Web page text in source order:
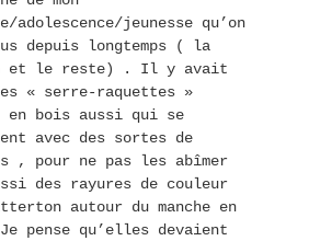
adolescence/jeunesse qu’on
depuis longtemps ( la
et le reste) . Il y avait
« serre-raquettes »
en bois aussi qui se
avec des sortes de
, pour ne pas les abîmer
des rayures de couleur
autour du manche en
pense qu’elles devaient